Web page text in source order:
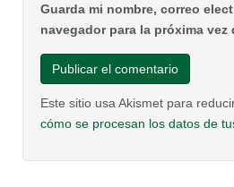
Guarda mi nombre, correo
navegador para la próxima vez
Este sitio usa Akismet para
cómo se procesan los datos de